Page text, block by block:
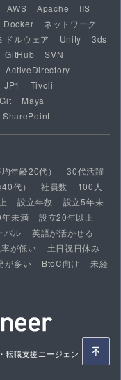
AWS Apache
IIS
Docker
ネットワーク
ドルウェア Unity
3ds
GitHub
SVN
ActiveDirectory
JP1
Tivoli
Git
Maya
SharePoint
年齢20代）
30代活躍
代） 社員数
100人
設立年数
設立5年未
未満
設立20年以上
バル
英語が活かせる
が低い
土日祝日休み
が多い BtoC向け
未経
職支援エージェント